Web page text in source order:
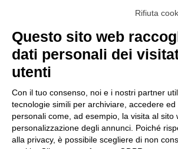
SEGUICI SUI
Rifiuta
Questo sito web
dati personali dei
utenti
Con il tuo consenso, noi e i nostri partner
tecnologie simili per archiviare, accedere
personali come, ad esempio, la visita al sito
personalizzazione degli annunci. Poiché
alla privacy, è possibile scegliere di non